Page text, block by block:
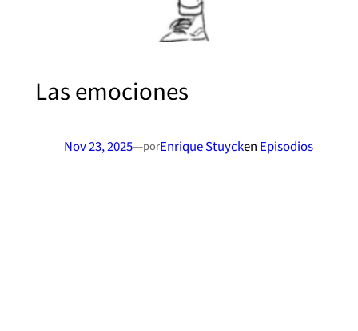
Las emociones
Nov 23, 2025—porEnrique Stuycken Episodios